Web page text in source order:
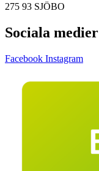
275 93 SJÖBO
Sociala medier
Facebook Instagram